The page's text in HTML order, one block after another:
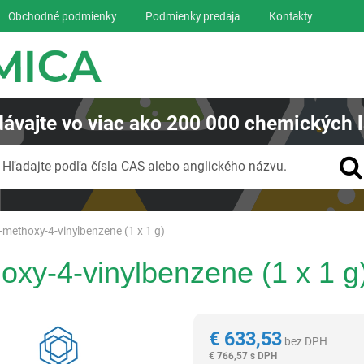
4-vinylbenzene (1 x 1 g)
4-vinylbenzene (1 x 1
€633,53 bez DPH
€ 766,57 s DPH
Obchodné podmienky Podmienky predaja Kontakty
vo viac ako200 000 chemických
Hľadajte podľa čísla CAS alebo anglického názvu.